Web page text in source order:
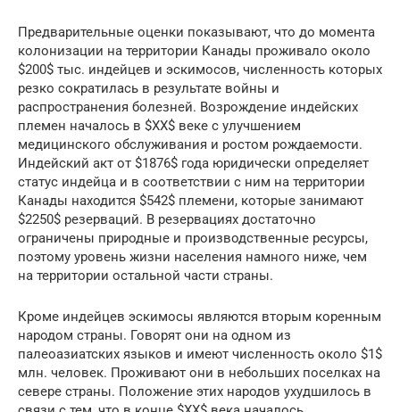
Предварительные оценки показывают, что до момента
колонизации на территории Канады проживало около
$200$ тыс. индейцев и эскимосов, численность которых
резко сократилась в результате войны и
распространения болезней. Возрождение индейских
племен началось в $XX$ веке с улучшением
медицинского обслуживания и ростом рождаемости.
Индейский акт от $1876$ года юридически определяет
статус индейца и в соответствии с ним на территории
Канады находится $542$ племени, которые занимают
$2250$ резерваций. В резервациях достаточно
ограничены природные и производственные ресурсы,
поэтому уровень жизни населения намного ниже, чем
на территории остальной части страны.
Кроме индейцев эскимосы являются вторым коренным
народом страны. Говорят они на одном из
палеоазиатских языков и имеют численность около $1$
млн. человек. Проживают они в небольших поселках на
севере страны. Положение этих народов ухудшилось в